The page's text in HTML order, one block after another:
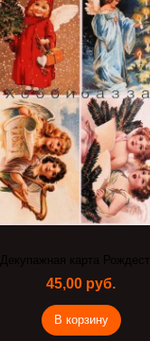
Декупажная карта
45,00 руб.
В корзину